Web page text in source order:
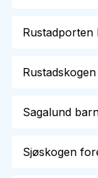
Rustadporten
Sagalund
Sjøskogen